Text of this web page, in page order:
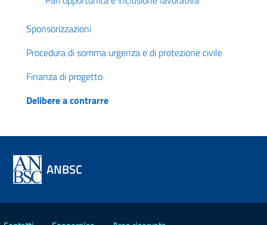
Sponsorizzazioni
Procedura di somma urgenza e di protezione civile
Finanza di progetto
Delibere a contrarre
ANBSC